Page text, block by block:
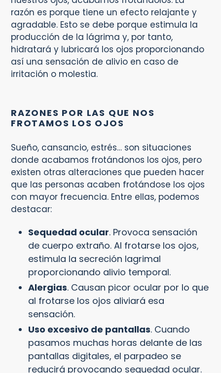
razón es porque tiene un efecto relajante y
agradable. Esto se debe porque estimula la
producción de la lágrima y, por tanto,
hidratará y lubricará los ojos proporcionando
así una sensación de alivio en caso de
irritación o molestia.
RAZONES POR LAS QUE NOS
FROTAMOS LOS OJOS
Sueño, cansancio, estrés… son situaciones
donde acabamos frotándonos los ojos, pero
existen otras alteraciones que pueden hacer
que las personas acaben frotándose los ojos
con mayor frecuencia. Entre ellas, podemos
destacar:
Sequedad ocular. Provoca sensación
de cuerpo extraño. Al frotarse los ojos,
estimula la secreción lagrimal
proporcionando alivio temporal.
Alergias. Causan picor ocular por lo que
al frotarse los ojos aliviará esa
sensación.
Uso excesivo de pantallas. Cuando
pasamos muchas horas delante de las
pantallas digitales, el parpadeo se
reducirá provocando sequedad ocular.